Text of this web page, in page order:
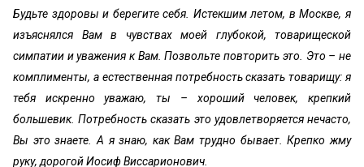
Будьте здоровы и берегите себя. Истекшим летом, в Москве, я
изъяснялся Вам в чувствах моей глубокой, товарищеской
симпатии и уважения к Вам. Позвольте повторить это. Это – не
комплименты, а естественная потребность сказать товарищу: я
тебя искренно уважаю, ты – хороший человек, крепкий
большевик. Потребность сказать это удовлетворяется нечасто,
Вы это знаете. А я знаю, как Вам трудно бывает. Крепко жму
руку, дорогой Иосиф Виссарионович.